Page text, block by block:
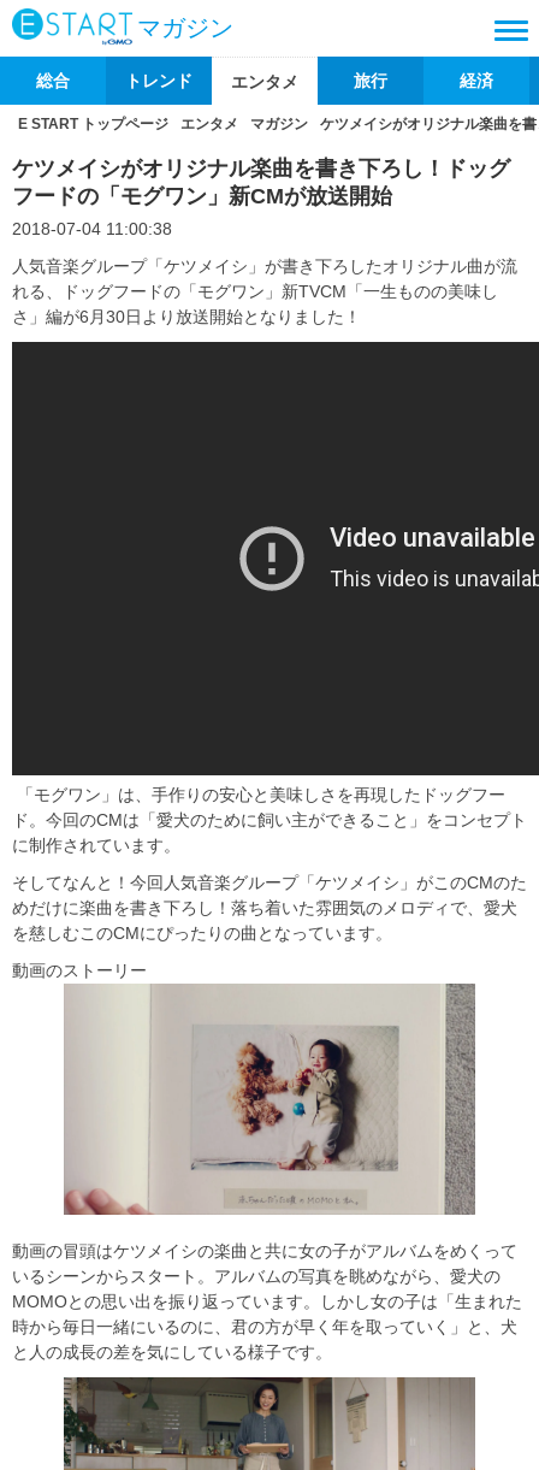
マガジン
総合 トレンド エンタメ 旅行 経済
E START トップページ エンタメ マガジン ケツメイシがオリジナル楽曲を
ケツメイシがオリジナル楽曲を書き下ろし！ドッグ
フードの「モグワン」新CMが放送開始
2018-07-04 11:00:38
人気音楽グループ「ケツメイシ」が書き下ろしたオリジナル曲が流
れる、ドッグフードの「モグワン」新TVCM「一生ものの美味し
さ」編が6月30日より放送開始となりました！
「モグワン」は、手作りの安心と美味しさを再現したドッグフー
ド。今回のCMは「愛犬のために飼い主ができること」をコンセプト
に制作されています。
そしてなんと！今回人気音楽グループ「ケツメイシ」がこのCMのた
めだけに楽曲を書き下ろし！落ち着いた雰囲気のメロディで、愛犬
を慈しむこのCMにぴったりの曲となっています。
動画のストーリー
動画の冒頭はケツメイシの楽曲と共に女の子がアルバムをめくって
いるシーンからスタート。アルバムの写真を眺めながら、愛犬の
MOMOとの思い出を振り返っています。しかし女の子は「生まれた
時から毎日一緒にいるのに、君の方が早く年を取っていく」と、犬
と人の成長の差を気にしている様子です。